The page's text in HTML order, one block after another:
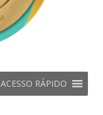
ACESSO RÁPIDO